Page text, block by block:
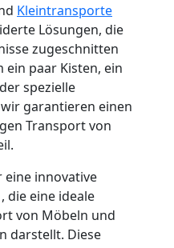
Kleintransporte
Lösungen, die
zugeschnitten
ein paar Kisten, ein
spezielle
garantieren einen
Transport von
eine innovative
, die eine ideale
von Möbeln und
darstellt. Diese